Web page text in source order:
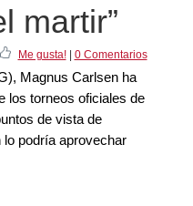
martir”
Me gusta!| 0 Comentarios
Magnus Carlsen ha
los torneos oficiales de
de vista de
lo podría aprovechar